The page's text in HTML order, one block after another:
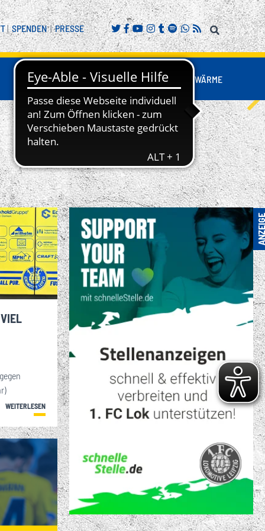
|SPENDEN|PRESSE
VIELFÄLTIGE
FC LOK LEIPZIG
FANS BUSINESS NESTWÄRME
WEITERLESEN